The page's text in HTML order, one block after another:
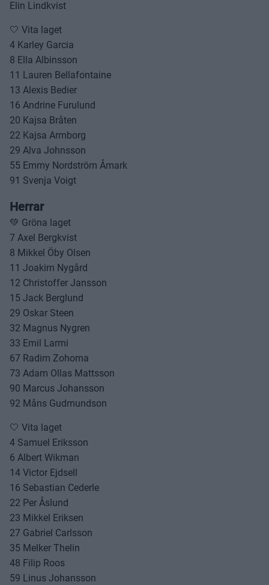
Elin Lindkvist
🤍 Vita laget
4 Karley Garcia
8 Ella Albinsson
11 Lauren Bellafontaine
13 Alexis Bedier
16 Andrine Furulund
20 Kajsa Bråten
22 Kajsa Armborg
29 Alva Johnsson
55 Emmy Nordström Åmark
91 Svenja Voigt
Herrar
💚 Gröna laget
7 Axel Bergkvist
8 Mikkel Öby Olsen
11 Joakim Nygård
12 Christoffer Jansson
15 Jack Berglund
29 Oskar Steen
32 Magnus Nygren
33 Emil Larmi
67 Radim Zohorna
73 Adam Ollas Mattsson
90 Marcus Johansson
92 Måns Gudmundson
🤍 Vita laget
4 Samuel Eriksson
6 Albert Wikman
14 Victor Ejdsell
16 Sebastian Cederle
22 Per Åslund
23 Mikkel Eriksen
27 Gabriel Carlsson
35 Melker Thelin
48 Filip Roos
59 Linus Johansson